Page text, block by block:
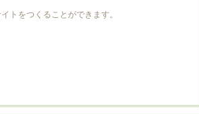
トをつくることができます。